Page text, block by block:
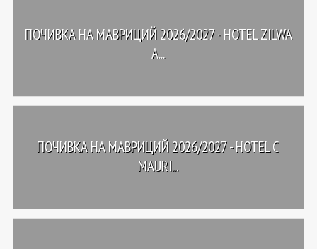
ПОЧИВКА НА МАВРИЦИЙ 2026/2027 - HOTEL ZILWA
A...
ПОЧИВКА НА МАВРИЦИЙ 2026/2027 - HOTEL C
MAURI...